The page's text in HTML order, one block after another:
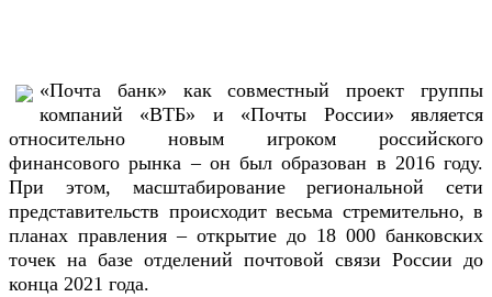
«Почта банк» как совместный проект группы
компаний «ВТБ» и «Почты России» является
относительно новым игроком российского
финансового рынка – он был образован в 2016 году.
При этом, масштабирование региональной сети
представительств происходит весьма стремительно, в
планах правления – открытие до 18 000 банковских
точек на базе отделений почтовой связи России до
конца 2021 года.